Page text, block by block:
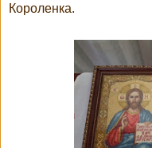
Короленка.